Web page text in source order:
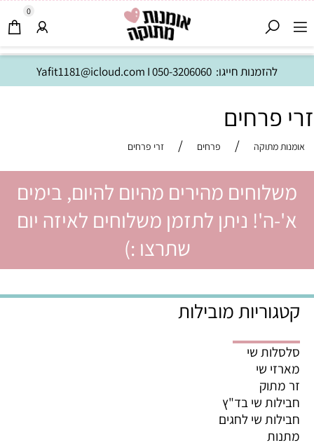
להזמנות חייגו: Yafit1181@icloud.com I050-3206060
0
זרי פרחים
אומנות מתוקה / פרחים / זרי פרחים
משלוחים מהירים מהיום להיום, בימים
א'-ה'! ניתן לתזמן משלוחים לאיזה יום
שתרצו :)
קטגוריות מובילות
סלסלות שי
מארזי שי
זר מתוק
חבילות שי בד"ץ
חבילות שי לחגים
מתנות